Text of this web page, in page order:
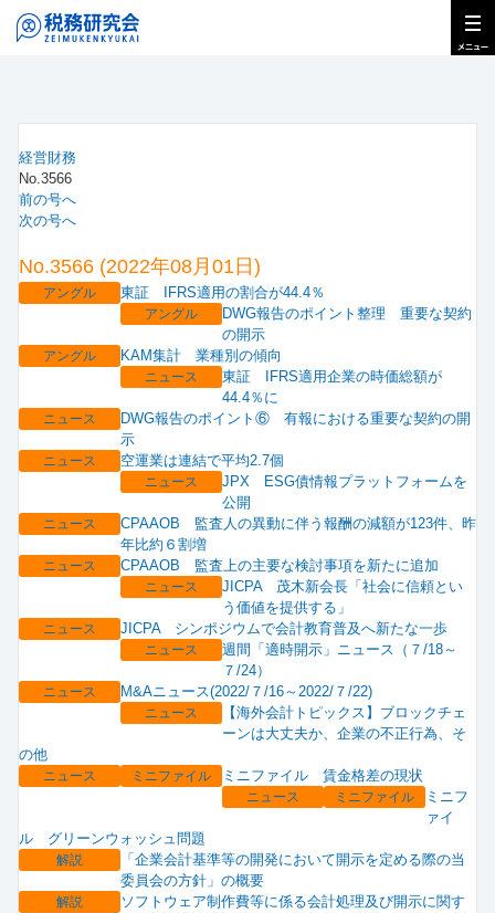
経営財務
No.3566
前の号へ
次の号へ
No.3566 (2022年08月01日)
アングル 東証 IFRS適用の割合が44.4％
アングル
DWG報告のポイント整理 重要な契約
の開示
アングル KAM集計 業種別の傾向
ニュース
東証 IFRS適用企業の時価総額が
44.4％に
ニュース
DWG報告のポイント⑥ 有報における重要な契約の開
示
ニュース 空運業は連結で平均2.7個
ニュース
JPX ESG債情報プラットフォームを
公開
ニュース
CPAAOB 監査人の異動に伴う報酬の減額が123件、昨
年比約６割増
ニュース CPAAOB 監査上の主要な検討事項を新たに追加
ニュース
JICPA 茂木新会長「社会に信頼とい
う価値を提供する」
ニュース JICPA シンポジウムで会計教育普及へ新たな一歩
ニュース
週間「適時開示」ニュース（７/18～
７/24）
ニュース M&Aニュース(2022/７/16～2022/７/22)
ニュース
【海外会計トピックス】ブロックチェ
ーンは大丈夫か、企業の不正行為、そ
の他
ニュース ミニファイル ミニファイル 賃金格差の現状
ニュース ミニファイル
ミニフ
ァイ
ル グリーンウォッシュ問題
解説
「企業会計基準等の開発において開示を定める際の当
委員会の方針」の概要
解説
ソフトウェア制作費等に係る会計処理及び開示に関す